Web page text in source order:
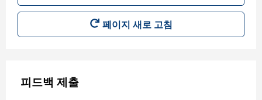
페이지 새로 고침
피드백 제출